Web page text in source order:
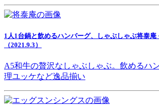
1人1台鍋と飲めるハンバーグ、しゃぶしゃぶ将泰庵
（2021.9.3）
A5和牛の贅沢なしゃぶしゃぶ。飲めるハ
理ユッケなど逸品揃い